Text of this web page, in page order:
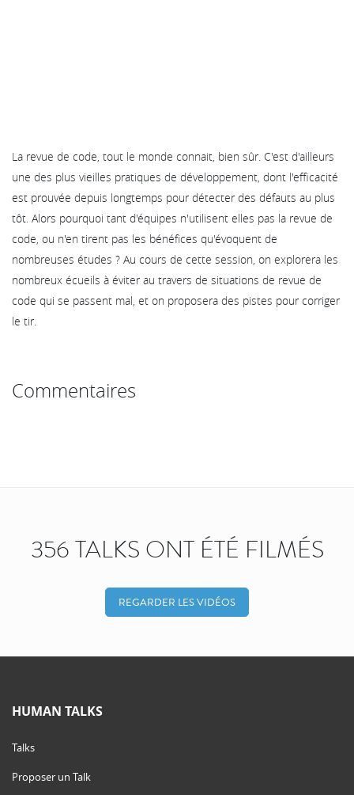
La revue de code, tout le monde connait, bien sûr. C'est d'ailleurs
une des plus vieilles pratiques de développement, dont l'efficacité
est prouvée depuis longtemps pour détecter des défauts au plus
tôt. Alors pourquoi tant d'équipes n'utilisent elles pas la revue de
code, ou n'en tirent pas les bénéfices qu'évoquent de
nombreuses études ? Au cours de cette session, on explorera les
nombreux écueils à éviter au travers de situations de revue de
code qui se passent mal, et on proposera des pistes pour corriger
le tir.
Commentaires
356 TALKS ONT ÉTÉ FILMÉS
REGARDER LES VIDÉOS
HUMAN TALKS
Talks
Proposer un Talk